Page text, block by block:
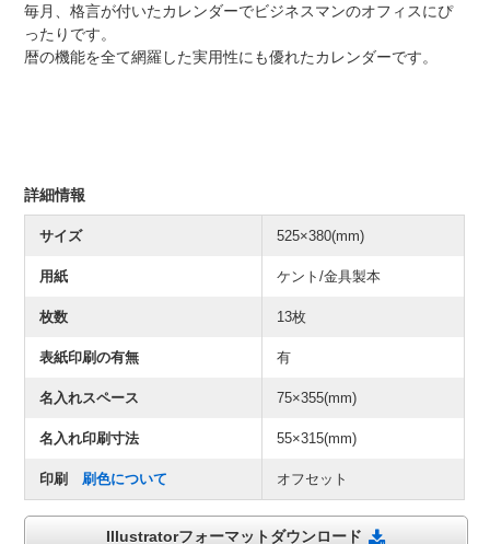
毎月、格言が付いたカレンダーでビジネスマンのオフィスにぴ
ったりです。
暦の機能を全て網羅した実用性にも優れたカレンダーです。
詳細情報
サイズ 525×380(mm)
用紙 ケント/金具製本
枚数 13枚
表紙印刷の有無 有
名入れスペース 75×355(mm)
名入れ印刷寸法 55×315(mm)
印刷 刷色について オフセット
Illustratorフォーマットダウンロード